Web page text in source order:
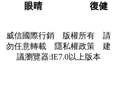
眼晴
復健
威信國際行銷 版權所有 請
勿任意轉載 隱私權政策 建
議瀏覽器:IE7.0以上版本